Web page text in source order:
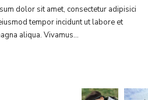
dolor sit amet, consectetur adipisici
tempor incidunt ut labore et
aliqua. Vivamus...